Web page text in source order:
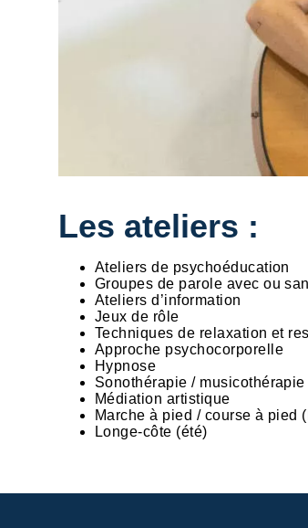
Les ateliers :
Ateliers de psychoéducation
Groupes de parole avec ou
Ateliers d’information
Jeux de rôle
Techniques de relaxation et
Approche psychocorporelle
Hypnose
Sonothérapie / musicothérapie
Médiation artistique
Marche à pied / course à pied
Longe-côte (été)